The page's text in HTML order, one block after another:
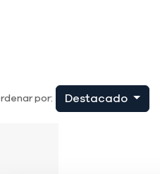
por: Destacado